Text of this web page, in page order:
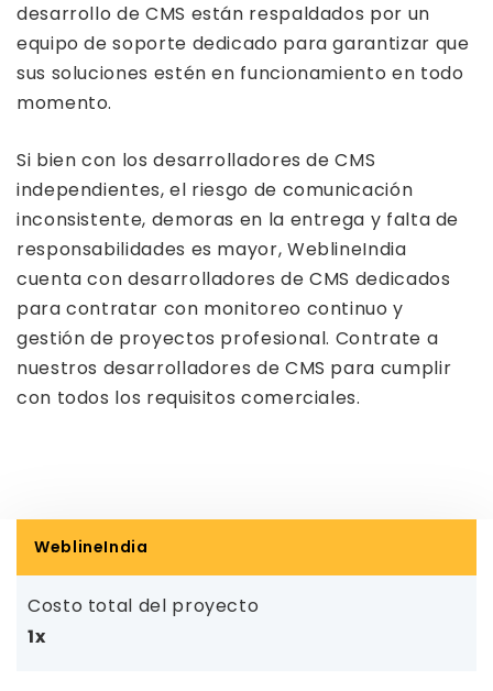
desarrollo de CMS están respaldados por un
equipo de soporte dedicado para garantizar que
sus soluciones estén en funcionamiento en todo
momento.
Si bien con los desarrolladores de CMS
independientes, el riesgo de comunicación
inconsistente, demoras en la entrega y falta de
responsabilidades es mayor, WeblineIndia
cuenta con desarrolladores de CMS dedicados
para contratar con monitoreo continuo y
gestión de proyectos profesional. Contrate a
nuestros desarrolladores de CMS para cumplir
con todos los requisitos comerciales.
WeblineIndia
Costo total del proyecto
1x